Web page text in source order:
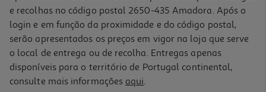
Queijo Cerrado Vale Barrado Ovelha Kg
e recolhas no código postal 2650-435 Amadora. Após o
login e em função da proximidade e do código postal,
serão apresentados os preços em vigor na loja que serve
o local de entrega ou de recolha. Entregas apenas
disponíveis para o território de Portugal continental,
consulte mais informações aqui.